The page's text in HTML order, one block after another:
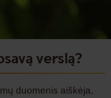
verslą?
duomenis aiškėja,